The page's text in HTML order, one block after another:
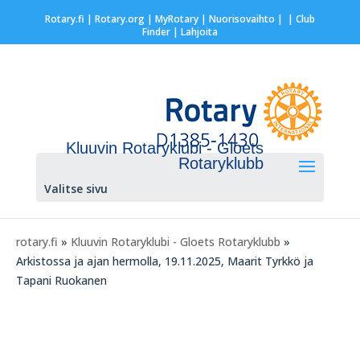
Rotary.fi | Rotary.org| MyRotary | Nuorisovaihto | | Club
Finder| Lahjoita
Kluuvin Rotaryklubi - Gloets
Rotaryklubb
Valitse sivu
rotary.fi » Kluuvin Rotaryklubi - Gloets Rotaryklubb »
Arkistossa ja ajan hermolla, 19.11.2025, Maarit Tyrkkö ja
Tapani Ruokanen